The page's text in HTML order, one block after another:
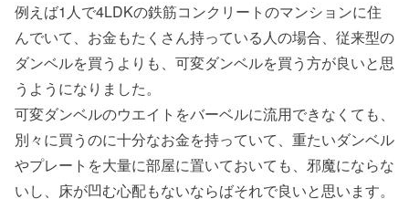
例えば1人で4LDKの鉄筋コンクリートのマンションに住
んでいて、お金もたくさん持っている人の場合、従来型の
ダンベルを買うよりも、可変ダンベルを買う方が良いと思
うようになりました。
可変ダンベルのウエイトをバーベルに流用できなくても、
別々に買うのに十分なお金を持っていて、重たいダンベル
やプレートを大量に部屋に置いておいても、邪魔にならな
いし、床が凹む心配もないならばそれで良いと思います。